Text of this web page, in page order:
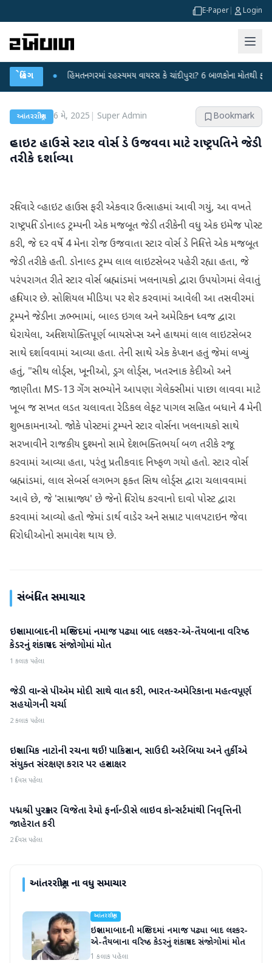
E-Paper Login
બ્રેકિંગ
● હિંમતનગરમાં રહસ્યમય વાયરસ કે ચાંદીપુરા? 6 બાળકોના મોતથી ફફડાટ ●
આંતરરાષ્ટ્રીય 6 મે, 2025 Super Admin Bookmark
વ્હાઇટ હાઉસે સ્ટાર વોર્સ ડે ઉજવવા માટે રાષ્ટ્રપતિને જેડી
તરીકે દર્શાવ્યા
રવિવારે વ્હાઇટ હાઉસ ફરી એકવાર ઉત્સાહમાં આવી ગયું, આ વખતે
રાષ્ટ્રપતિ ડોનાલ્ડ ટ્રમ્પની એક મજબૂત જેડી તરીકેની વધુ એક ઇમેજ પોસ્ટ
કરી, જે દર વર્ષે 4 મેના રોજ ઉજવાતા સ્ટાર વોર્સ ડે નિમિત્તે એક મજબૂત
જેડી તરીકે હતી. ડોનાલ્ડ ટ્રમ્પ લાલ લાઇટસેબર પહેરી રહ્યા હતા, જે
પરંપરાગત રીતે સ્ટાર વોર્સ બ્રહ્માંડમાં ખલનાયકો દ્વારા ઉપયોગમાં લેવાતું
હથિયાર છે. સોશિયલ મીડિયા પર શેર કરવામાં આવેલી આ તસવીરમાં
ટ્રમ્પને જેડીના ઝભ્ભામાં, બાલ્ડ ઇગલ અને અમેરિકન ધ્વજ દ્વારા
ઘેરાયેલા, અતિશયોક્તિપૂર્ણ બાયસેપ્સ અને હાથમાં લાલ લાઇટસેબર
સાથે દર્શાવવામાં આવ્યા હતા. તેની સાથે એક કેપ્શન હતું જેમાં લખ્યું
હતું, "સીથ લોર્ડ્સ, ખૂનીઓ, ડ્રગ લોર્ડ્સ, ખતરનાક કેદીઓ અને
જાણીતા MS-13 ગેંગ સભ્યોને આપણા ગેલેક્સીમાં પાછા લાવવા માટે
ખૂબ જ સખત લડત ચલાવતા રેડિકલ લેફ્ટ પાગલ સહિત બધાને 4 મેની
શુભકામનાઓ. જોકે પોસ્ટમાં ટ્રમ્પને સ્ટાર વોર્સના ખલનાયકો સાથે
સરખાવીને રાજકીય દુશ્મનો સામે દેશભક્તિભર્યા બળ તરીકે રજૂ
કરવામાં આવ્યા હતા, પરંતુ પ્રતીકવાદ નિષ્ફળ ગયો હતો. સ્ટાર વોર્સ
બ્રહ્માંડમાં, લાલ સેબર્સ લગભગ ફક્ત સિથ લોર્ડ્સ દ્વારા ચલાવવામાં
આવે છે, જે 'સામ્રાજ્ય' છે જેનો વિરોધ કરવાનો દાવો પોસ્ટ દ્વારા
કરવામાં આવ્યો હતો જેમાં ડાર્થ વાડેર અને સમ્રાટ પાલપટાઇન જેવા
વિરોધીઓનો સમાવેશ થાય છે.
સંબંધિત સમાચાર
આંતરરાષ્ટ્રીય
ઇસ્લામાબાદની મસ્જિદમાં નમાજ પઢ્યા બાદ લશ્કર-એ-તૈયબાના વરિષ્ઠ
કેડરનું શંકાસ્પદ સંજોગોમાં મોત
1 કલાક પહેલા
આંતરરાષ્ટ્રીય
જેડી વાન્સે પીએમ મોદી સાથે વાત કરી, ભારત-અમેરિકાના મહત્વપૂર્ણ
સહયોગની ચર્ચા
2 કલાક પહેલા
આંતરરાષ્ટ્રીય
ઇસ્લામિક નાટોની રચના થઈ! પાકિસ્તાન, સાઉદી અરેબિયા અને તુર્કીએ
સંયુક્ત સંરક્ષણ કરાર પર હસ્તાક્ષર
1 દિવસ પહેલા
આંતરરાષ્ટ્રીય
પદ્મશ્રી પુરસ્કાર વિજેતા રેમો ફર્નાન્ડીસે લાઇવ કોન્સર્ટમાંથી નિવૃત્તિની
જાહેરાત કરી
2 દિવસ પહેલા
આંતરરાષ્ટ્રીયના વધુ સમાચાર
આંતરરાષ્ટ્રીય
ઇસ્લામાબાદની મસ્જિદમાં નમાજ પઢ્યા બાદ લશ્કર-
એ-તૈયબાના વરિષ્ઠ કેડરનું શંકાસ્પદ સંજોગોમાં મોત
1 કલાક પહેલા